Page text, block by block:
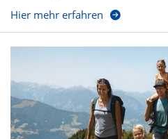
Hier mehr erfahren